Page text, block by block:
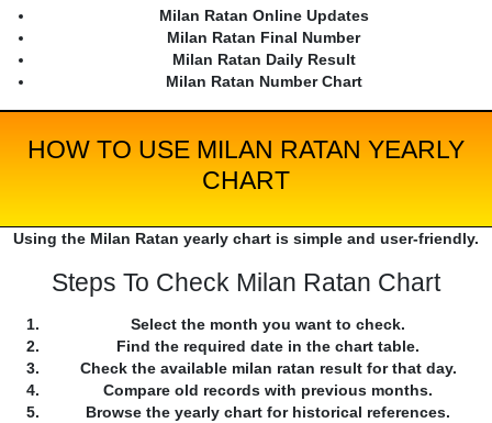
Milan Ratan Online Updates
Milan Ratan Final Number
Milan Ratan Daily Result
Milan Ratan Number Chart
HOW TO USE MILAN RATAN YEARLY
CHART
Using the Milan Ratan yearly chart is simple and user-friendly.
Steps To Check Milan Ratan Chart
Select the month you want to check.
Find the required date in the chart table.
Check the available milan ratan result for that day.
Compare old records with previous months.
Browse the yearly chart for historical references.